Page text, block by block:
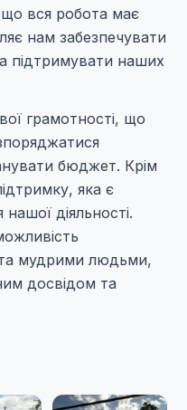
що вся робота має
нам забезпечувати
підтримувати наших
грамотності, що
бюджет. Крім
яка є
діяльності.
мудрими людьми,
досвідом та